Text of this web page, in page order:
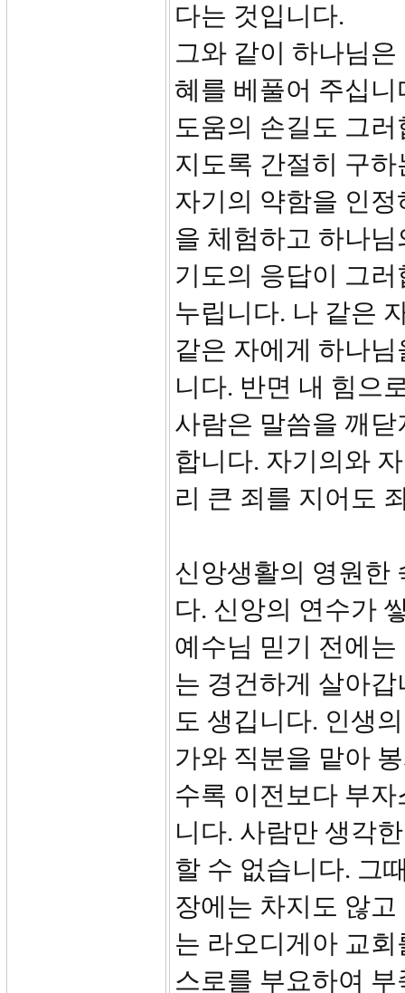
다는 것입니다.
그와 같이 하나님
혜를 베풀어 주십
도움의 손길도 그
지도록 간절히 구
자기의 약함을 인
을 체험하고 하나
기도의 응답이 그
누립니다. 나 같은
같은 자에게 하나
니다. 반면 내 힘으
사람은 말씀을 깨
합니다. 자기의와
리 큰 죄를 지어도
신앙생활의 영원한
다. 신앙의 연수가
예수님 믿기 전에
는 경건하게 살아
도 생깁니다. 인생
가와 직분을 맡아
수록 이전보다 부
니다. 사람만 생각
할 수 없습니다. 그
장에는 차지도 않
는 라오디게아 교
스로를 부요하여